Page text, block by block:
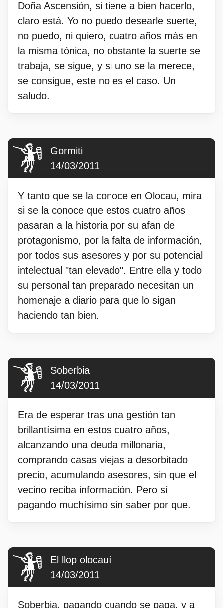
Doña Ascensión, si tiene a bien hacerlo,
claro está. Yo no puedo desearle suerte,
no puedo, ni quiero, cuatro años más en
la misma tónica, no obstante la suerte se
trabaja, se sigue, y si uno se la merece,
se consigue, este no es el caso. Un
saludo.
Gormiti
14/03/2011
Y tanto que se la conoce en Olocau, mira
si se la conoce que estos cuatro años
pasaran a la historia por su afan de
protagonismo, por la falta de información,
por todos sus asesores y por su potencial
intelectual "tan elevado". Entre ella y todo
su personal tan preparado necesitan un
homenaje a diario para que lo sigan
haciendo tan bien.
Soberbia
14/03/2011
Era de esperar tras una gestión tan
brillantísima en estos cuatro años,
alcanzando una deuda millonaria,
comprando casas viejas a desorbitado
precio, acumulando asesores, sin que el
vecino reciba información. Pero sí
pagando muchísimo sin saber por que.
El llop olocauí
14/03/2011
Soberbia, pagando cuando se paga, y a